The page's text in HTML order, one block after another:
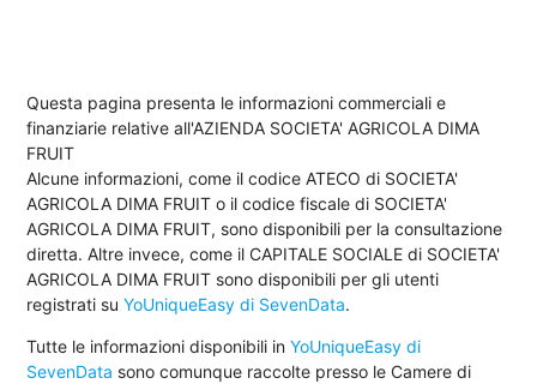
Questa pagina presenta le informazioni commerciali e
finanziarie relative all'AZIENDA SOCIETA' AGRICOLA DIMA
FRUIT
Alcune informazioni, come il codice ATECO di SOCIETA'
AGRICOLA DIMA FRUIT o il codice fiscale di SOCIETA'
AGRICOLA DIMA FRUIT, sono disponibili per la consultazione
diretta. Altre invece, come il CAPITALE SOCIALE di SOCIETA'
AGRICOLA DIMA FRUIT sono disponibili per gli utenti
registrati suYoUniqueEasy di SevenData.
Tutte le informazioni disponibili inYoUniqueEasy di
SevenData sono comunque raccolte presso le Camere di